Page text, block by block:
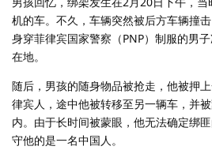
机的车。不久，车辆突然被后方车辆撞
身穿菲律宾国家警察（PNP）制服的男
在地。
随后，男孩的随身物品被抢走，他被押
律宾人，途中他被转移至另一辆车，并
内。由于长时间被蒙眼，他无法确定绑
守他的是一名中国人。